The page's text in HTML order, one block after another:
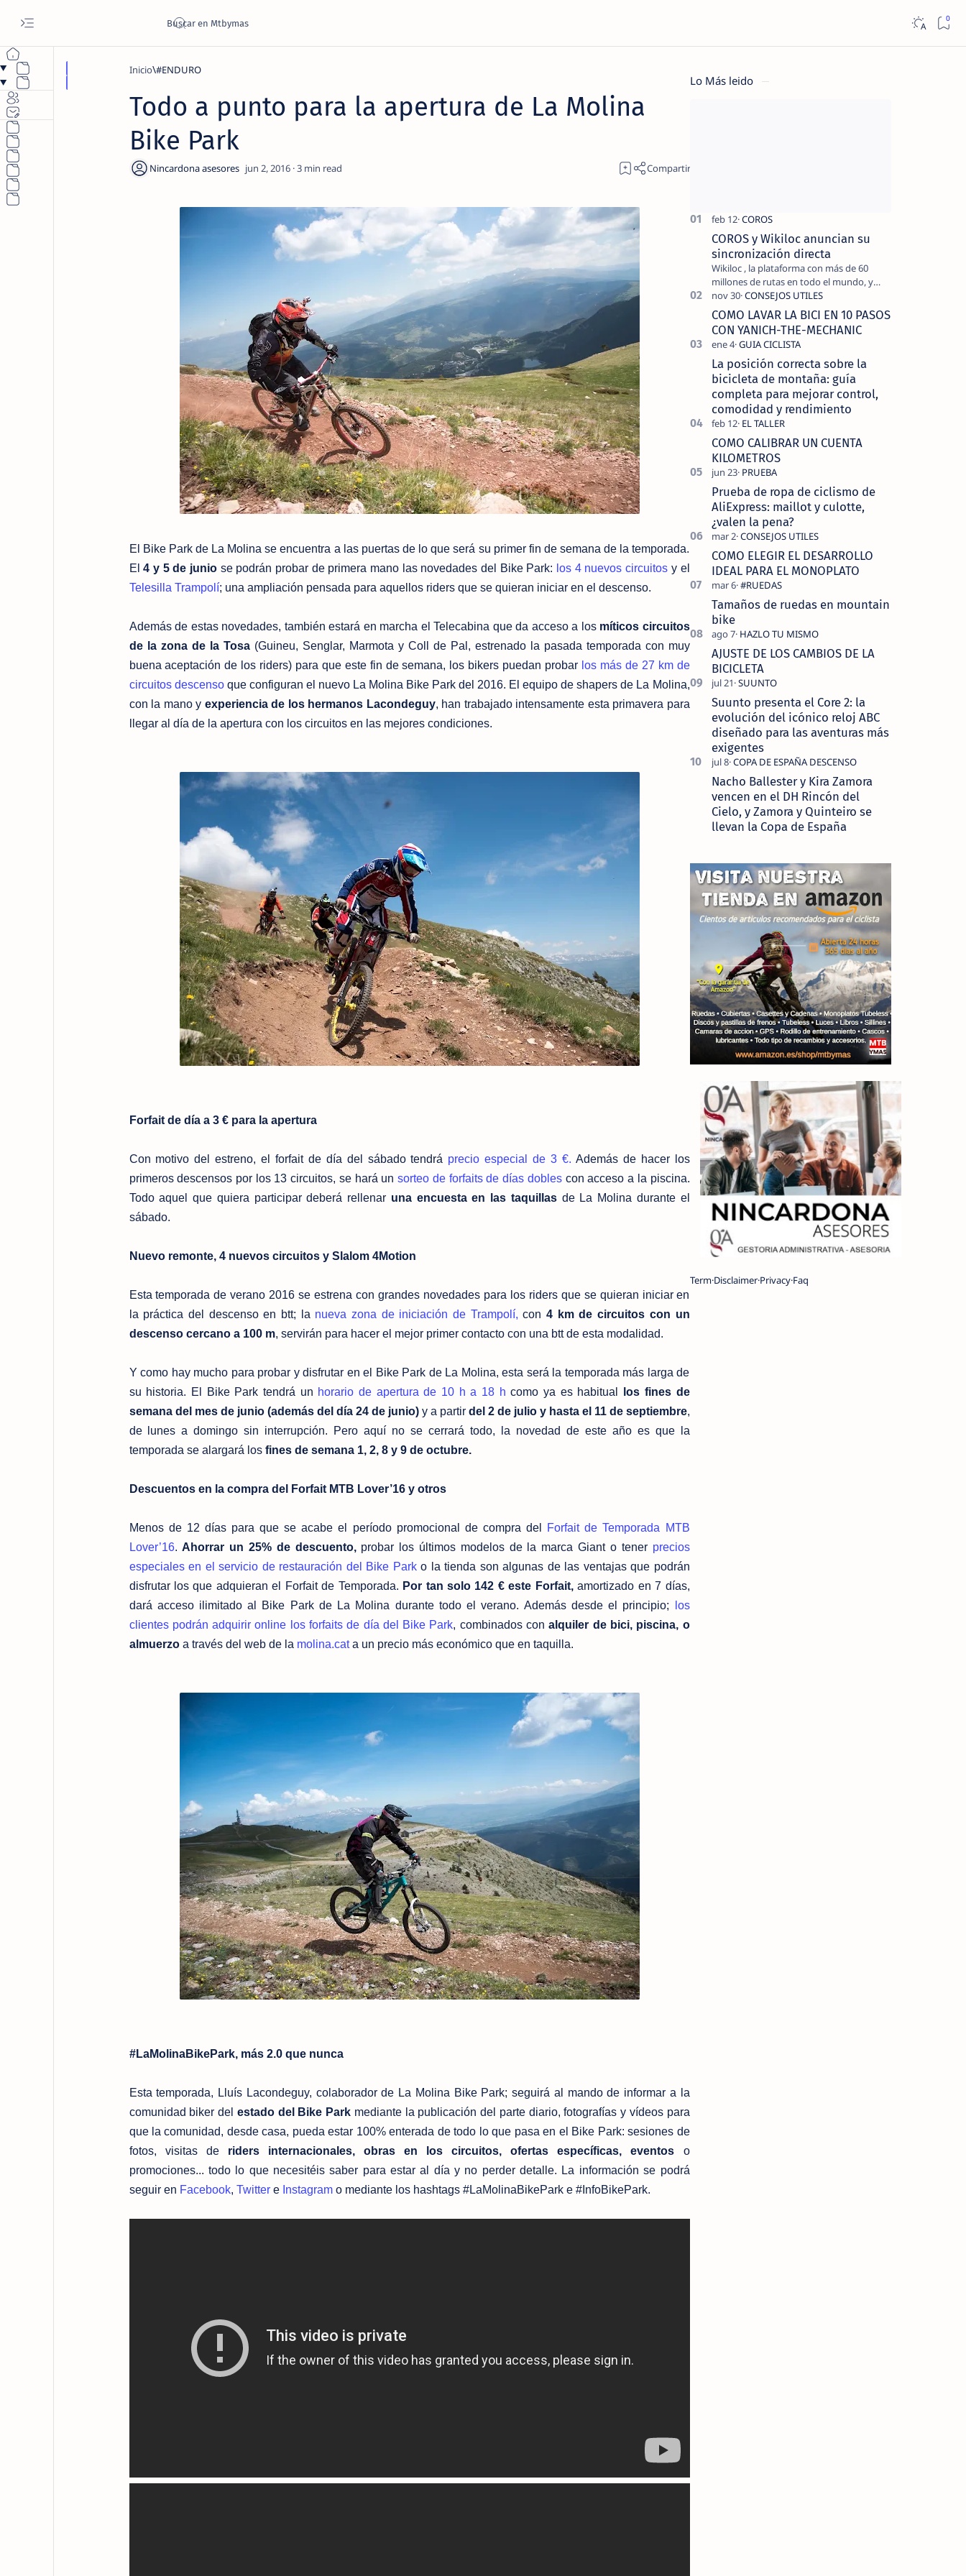
Inicio #ENDURO
Todo a punto para la apertura de La Molina
Bike Park
3
El Bike Park de La Molina se encuentra a las puertas de lo que será su primer fin de semana de la temporada.
El4 y 5 de juniose podrán probar de primera mano las novedades del Bike Park: los 4 nuevos circuitos y el
Telesilla Trampolí; una ampliación pensada para aquellos riders que se quieran iniciar en el descenso.
Además de estas novedades, también estará en marcha el Telecabina que da acceso a los míticos circuitos
de la zona de la Tosa (Guineu, Senglar, Marmota y Coll de Pal, estrenado la pasada temporada con muy
buena aceptación de los riders) para que este fin de semana, los bikers puedan probar los más de 27 km de
circuitos descensoque configuran el nuevo La Molina Bike Park del 2016. El equipo de shapers de La Molina,
con la mano y experiencia de los hermanos Lacondeguy, han trabajado intensamente esta primavera para
llegar al día de la apertura con los circuitos en las mejores condiciones.
Forfait de día a 3 € para la apertura
Con motivo del estreno, el forfait de día del sábado tendrá precio especial de 3 €. Además de hacer los
primeros descensos por los 13 circuitos, se hará unsorteo de forfaits de días doblescon acceso a la piscina.
Todo aquel que quiera participar deberá rellenar una encuesta en las taquillasde La Molina durante el
sábado.
Nuevo remonte, 4 nuevos circuitos y Slalom 4Motion
Esta temporada de verano 2016 se estrena con grandes novedades para los riders que se quieran iniciar en
la práctica del descenso en btt; la nueva zona de iniciación de Trampolí, con4 km de circuitos con un
descenso cercano a 100 m, servirán para hacer el mejor primer contacto con una btt de esta modalidad.
Y como hay mucho para probar y disfrutar en el Bike Park de La Molina, esta será la temporada más larga de
su historia. El Bike Park tendrá un horario de apertura de 10 h a 18 h como ya es habitual
los fines de
semana del mes de junio (además del día 24 de junio)y a partir del 2 de julio y hasta el 11 de septiembre,
de lunes a domingo sin interrupción. Pero aquí no se cerrará todo, la novedad de este año es que la
temporada se alargará los fines de semana 1, 2, 8 y 9 de octubre.
Descuentos en la compra del Forfait MTB Lover’16 y otros
Menos de 12 días para que se acabe el período promocional de compra del
Forfait de Temporada MTB
Lover’16.Ahorrar un 25% de descuento,probar los últimos modelos de la marca Giant o tener precios
especiales en el servicio de restauración del Bike Parko la tienda son algunas de las ventajas que podrán
disfrutar los que adquieran el Forfait de Temporada. Por tan solo 142 € este Forfait,amortizado en 7 días,
dará acceso ilimitado al Bike Park de La Molina durante todo el verano. Además desde el principio;
los
clientes podrán adquirir online los forfaits de día del Bike Park, combinados conalquiler de bici, piscina, o
almuerzoa través del web de la molina.cata un precio más económico que en taquilla.
#LaMolinaBikePark, más 2.0 que nunca
Esta temporada, Lluís Lacondeguy, colaborador de La Molina Bike Park; seguirá al mando de informar a la
comunidad biker del estado del Bike Park mediante la publicación del parte diario, fotografías y vídeos para
que la comunidad, desde casa, pueda estar 100% enterada de todo lo que pasa en el Bike Park: sesiones de
fotos, visitas de riders internacionales, obras en los circuitos, ofertas específicas, eventos o
promociones... todo lo que necesitéis saber para estar al día y no perder detalle. La información se podrá
seguir en Facebook, Twittere Instagramo mediante los hashtags #LaMolinaBikePark e #InfoBikePark.
Lo Más leido
COROS y Wikiloc anuncian su
sincronización directa
Wikiloc , la plataforma con más de 60
millones de rutas en todo el mundo, y
COROS , marca de dispositivos GPS
reconocida mundialmente por su
tecnolo…
COMO LAVAR LA BICI EN 10 PASOS
CON YANICH-THE-MECHANIC
La posición correcta sobre la
bicicleta de montaña: guía
completa para mejorar control,
comodidad y rendimiento
COMO CALIBRAR UN CUENTA
KILOMETROS
Prueba de ropa de ciclismo de
AliExpress: maillot y culotte,
¿valen la pena?
COMO ELEGIR EL DESARROLLO
IDEAL PARA EL MONOPLATO
Tamaños de ruedas en mountain
bike
AJUSTE DE LOS CAMBIOS DE LA
BICICLETA
Suunto presenta el Core 2: la
evolución del icónico reloj ABC
diseñado para las aventuras más
exigentes
Nacho Ballester y Kira Zamora
vencen en el DH Rincón del
Cielo, y Zamora y Quinteiro se
llevan la Copa de España
TermDisclaimerPrivacyFaq